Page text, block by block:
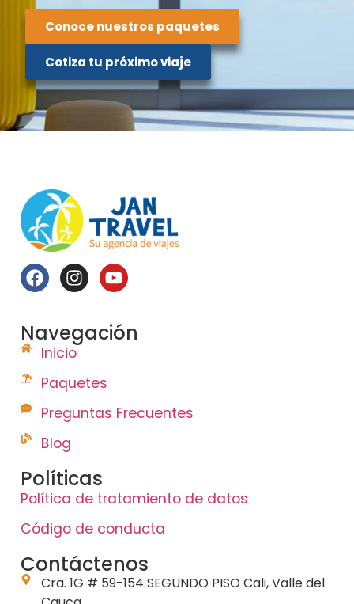
Conoce nuestros paquetes
Cotiza tu próximo viaje
Navegación
Inicio
Paquetes
Preguntas Frecuentes
Blog
Políticas
Política de tratamiento de datos
Código de conducta
Contáctenos
Cra. 1G # 59-154 SEGUNDO PISO Cali, Valle del